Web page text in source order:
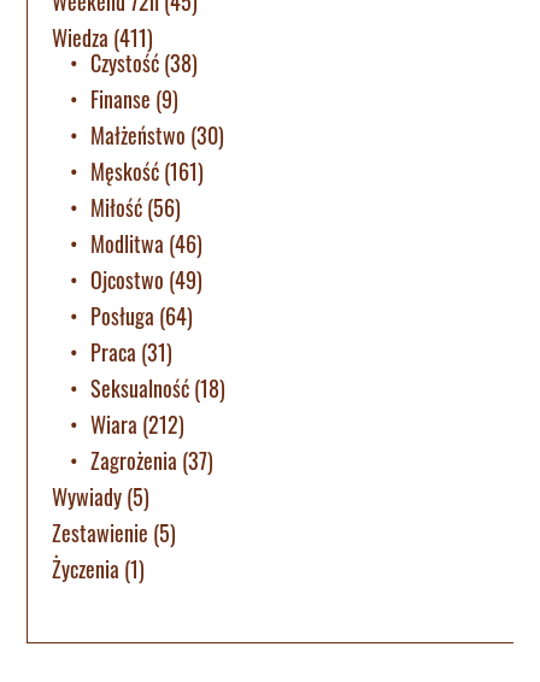
Wiedza (411)
Czystość(38)
Finanse (9)
Małżeństwo (30)
Męskość(161)
Miłość(56)
Modlitwa (46)
Ojcostwo (49)
Posługa (64)
Praca (31)
Seksualność(18)
Wiara (212)
Zagrożenia (37)
Wywiady(5)
Zestawienie (5)
Życzenia (1)